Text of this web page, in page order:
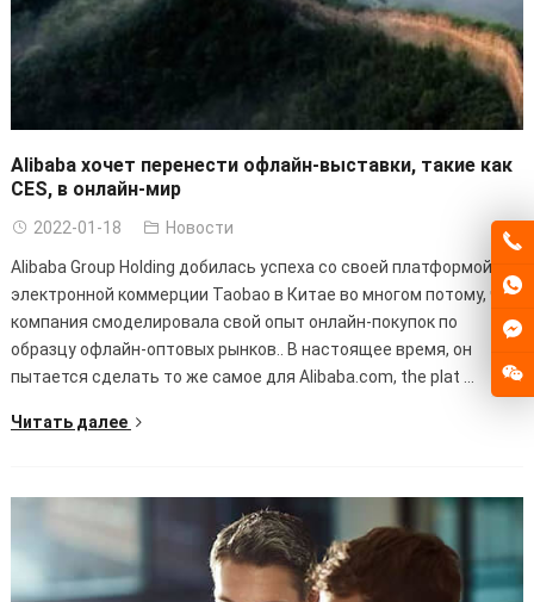
Alibaba хочет перенести офлайн-выставки, такие как
CES, в онлайн-мир
2022-01-18 Новости
Alibaba Group Holding добилась успеха со своей платформой
электронной коммерции Taobao в Китае во многом потому, что
компания смоделировала свой опыт онлайн-покупок по
образцу офлайн-оптовых рынков.. В настоящее время, он
пытается сделать то же самое для Alibaba.com, the plat
Читать далее